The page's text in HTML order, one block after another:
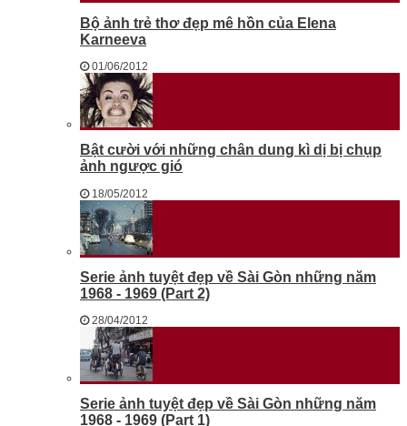
Bộ ảnh trẻ thơ đẹp mê hồn của Elena
Karneeva
01/06/2012
Bật cười với những chân dung kì dị bị chụp
ảnh ngược gió
18/05/2012
Serie ảnh tuyệt đẹp về Sài Gòn những năm
1968 - 1969 (Part 2)
28/04/2012
Serie ảnh tuyệt đẹp về Sài Gòn những năm
1968 - 1969 (Part 1)